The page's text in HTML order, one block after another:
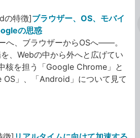
の特徴]ブラウザー、OS、モバイ
の思惑
へ、ブラウザーからOSへ――。
、Webの中から外へと広げてい
核を担う「Google Chrome」と
OS」、「Android」について見て